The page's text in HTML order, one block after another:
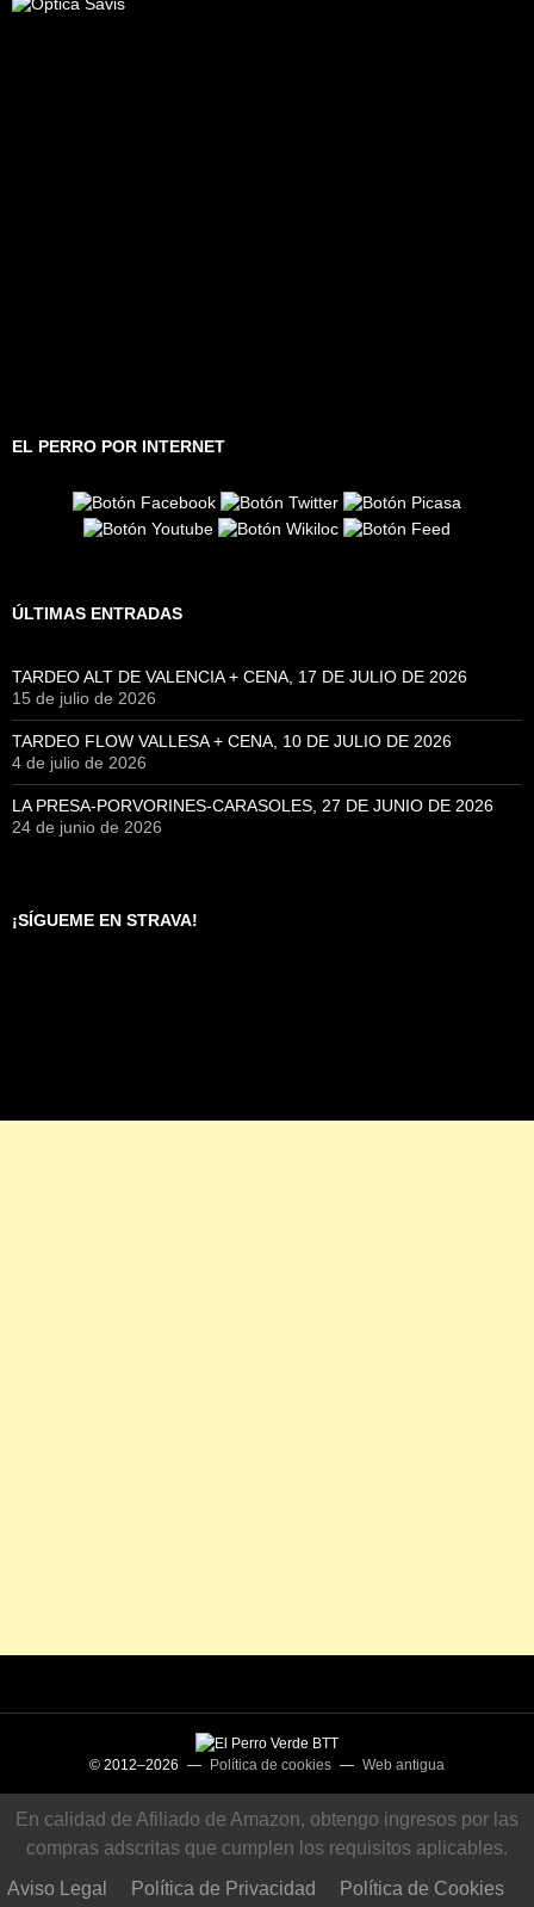
EL PERRO POR INTERNET
ÚLTIMAS ENTRADAS
TARDEO ALT DE VALENCIA + CENA, 17 DE JULIO DE 2026
15 de julio de 2026
TARDEO FLOW VALLESA + CENA, 10 DE JULIO DE 2026
4 de julio de 2026
LA PRESA-PORVORINES-CARASOLES, 27 DE JUNIO DE 2026
24 de junio de 2026
¡SÍGUEME EN STRAVA!
© 2012–2026 — Política de cookies — Web antigua
En calidad de Afiliado de Amazon, obtengo ingresos por las
compras adscritas que cumplen los requisitos aplicables.
Aviso Legal
Política de Privacidad
Política de Cookies